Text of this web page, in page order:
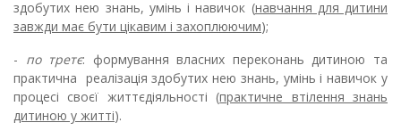
здобутих нею знань, умінь і навичок (навчання для дитини
завжди має бути цікавим і захоплюючим);
- по третє: формування власних переконань дитиною та
практична реалізація здобутих нею знань, умінь і навичок у
процесі своєї життєдіяльності (практичне втілення знань
дитиною у житті).